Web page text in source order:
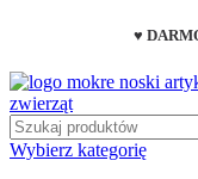
♥
Wybierz kategorię